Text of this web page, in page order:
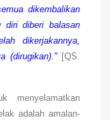
dikembalikan
diri diberi balasan
dikerjakannya,
(dirugikan)." [QS.
menyelamatkan
adalah amalan-